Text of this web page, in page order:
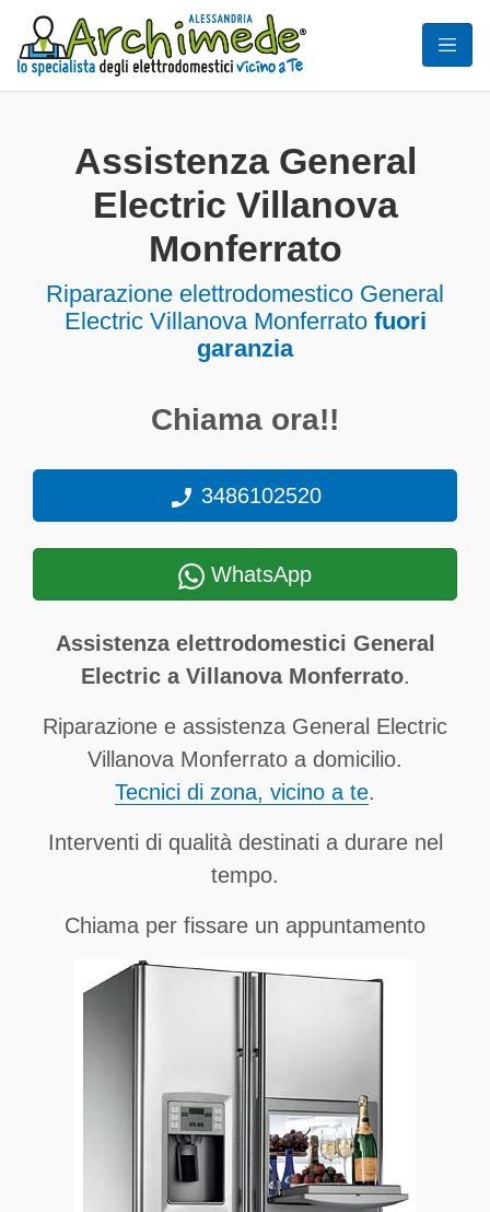
Assistenza General
Electric Villanova
Monferrato
Riparazione elettrodomestico General
Electric Villanova Monferrato fuori
garanzia
Chiama ora!!
3486102520
WhatsApp
Assistenza elettrodomestici General
Electric a Villanova Monferrato.
Riparazione e assistenza General Electric
Villanova Monferrato a domicilio.
Tecnici di zona, vicino a te.
Interventi di qualità destinati a durare nel
tempo.
Chiama per fissare un appuntamento